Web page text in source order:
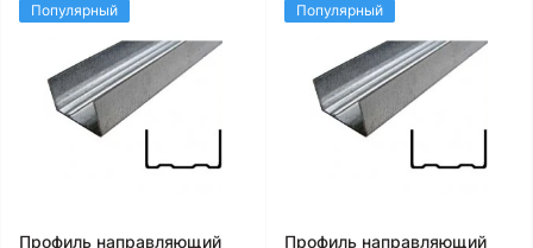
Популярный
Профиль направляющий
Популярный
Профиль направляющий